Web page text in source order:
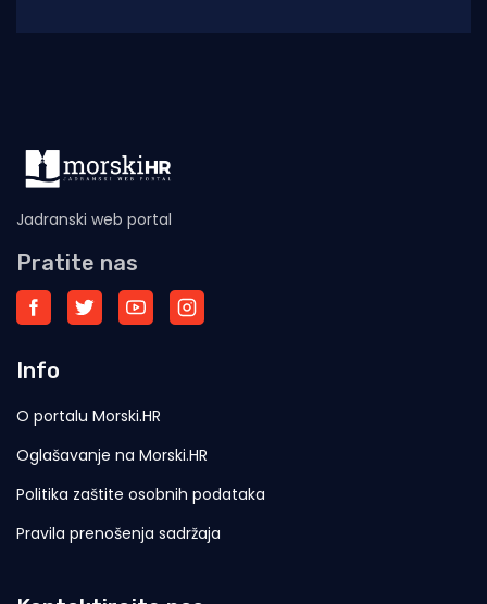
Jadranski web portal
Pratite nas
Info
O portalu Morski.HR
Oglašavanje na Morski.HR
Politika zaštite osobnih podataka
Pravila prenošenja sadržaja